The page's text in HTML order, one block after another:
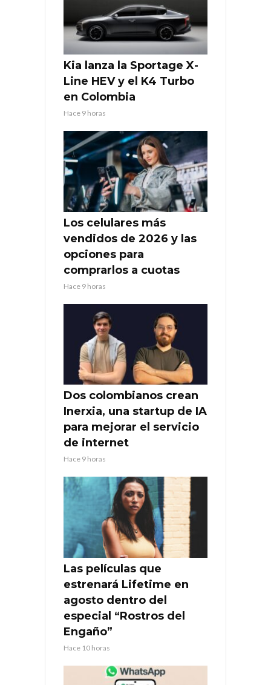
Kia lanza la Sportage X-
Line HEV y el K4 Turbo
en Colombia
Hace 9 horas
Los celulares más
vendidos de 2026 y las
opciones para
comprarlos a cuotas
Hace 9 horas
Dos colombianos crean
Inerxia, una startup de IA
para mejorar el servicio
de internet
Hace 9 horas
Las películas que
estrenará Lifetime en
agosto dentro del
especial “Rostros del
Engaño”
Hace 10 horas